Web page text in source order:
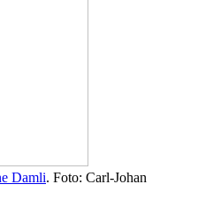
Damli. Foto: Carl-Johan